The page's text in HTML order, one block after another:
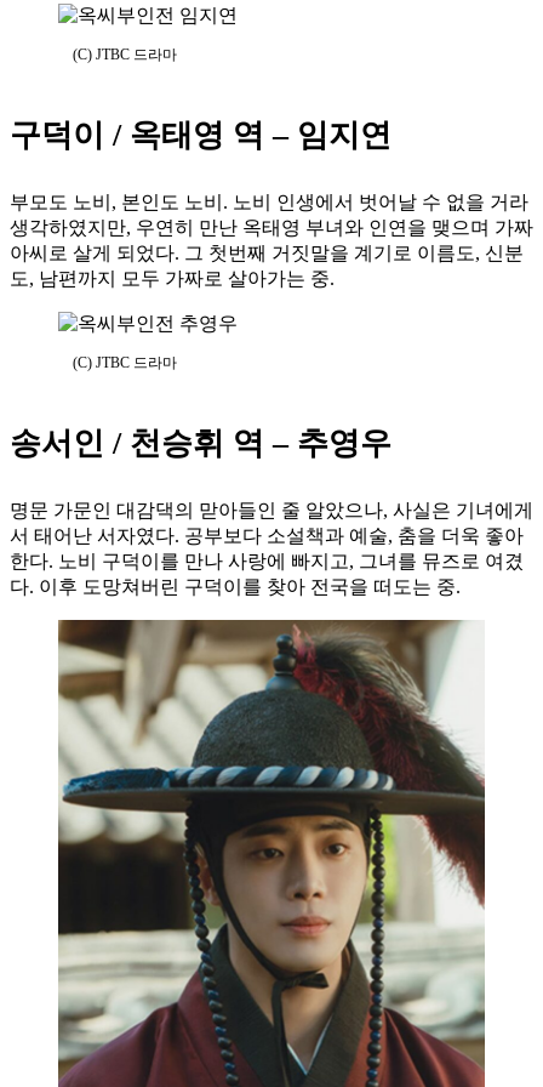
(C) JTBC 드라마
구덕이 / 옥태영 역 – 임지연
부모도 노비, 본인도 노비. 노비 인생에서 벗어날 수 없을 거라
생각하였지만, 우연히 만난 옥태영 부녀와 인연을 맺으며 가짜
아씨로 살게 되었다. 그 첫번째 거짓말을 계기로 이름도, 신분
도, 남편까지 모두 가짜로 살아가는 중.
(C) JTBC 드라마
송서인 / 천승휘 역 – 추영우
명문 가문인 대감댁의 맏아들인 줄 알았으나, 사실은 기녀에게
서 태어난 서자였다. 공부보다 소설책과 예술, 춤을 더욱 좋아
한다. 노비 구덕이를 만나 사랑에 빠지고, 그녀를 뮤즈로 여겼
다. 이후 도망쳐버린 구덕이를 찾아 전국을 떠도는 중.